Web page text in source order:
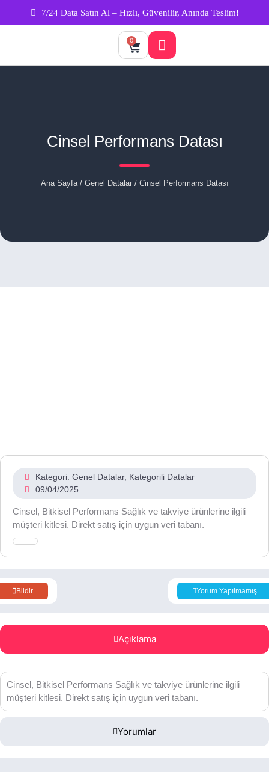
7/24 Data Satın Al – Hızlı, Güvenilir, Anında Teslim!
0
Cinsel Performans Datası
Ana Sayfa/ Genel Datalar/ Cinsel Performans Datası
Kategori: Genel Datalar, Kategorili Datalar
09/04/2025
Cinsel, Bitkisel Performans Sağlık ve takviye ürünlerine ilgili
müşteri kitlesi. Direkt satış için uygun veri tabanı.
Bildir Yorum Yapılmamış
Açıklama
Yorumlar
Cinsel, Bitkisel Performans Sağlık ve takviye ürünlerine ilgili
müşteri kitlesi. Direkt satış için uygun veri tabanı.